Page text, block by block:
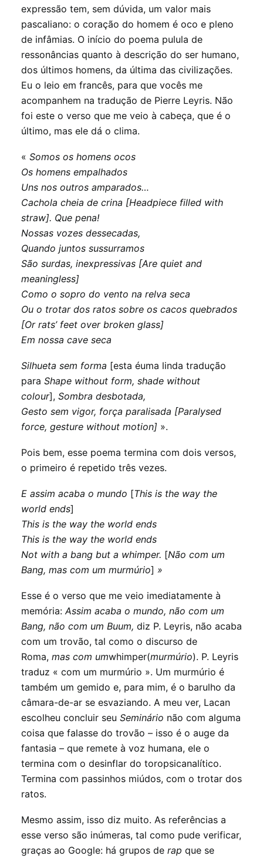
expressão tem, sem dúvida, um valor mais
pascaliano: o coração do homem é oco e pleno
de infâmias. O início do poema pulula de
ressonâncias quanto à descrição do ser humano,
dos últimos homens, da última das civilizações.
Eu o leio em francês, para que vocês me
acompanhem na tradução de Pierre Leyris. Não
foi este o verso que me veio à cabeça, que é o
último, mas ele dá o clima.
« Somos os homens ocos
Os homens empalhados
Uns nos outros amparados…
Cachola cheia de crina [Headpiece filled with
straw]. Que pena!
Nossas vozes dessecadas,
Quando juntos sussurramos
São surdas, inexpressivas [Are quiet and
meaningless]
Como o sopro do vento na relva seca
Ou o trotar dos ratos sobre os cacos quebrados
[Or rats’ feet over broken glass]
Em nossa cave seca
Silhueta sem forma [esta éuma linda tradução
para Shape without form, shade without
colour], Sombra desbotada,
Gesto sem vigor, força paralisada [Paralysed
force, gesture without motion] ».
Pois bem, esse poema termina com dois versos,
o primeiro é repetido três vezes.
E assim acaba o mundo [This is the way the
world ends]
This is the way the world ends
This is the way the world ends
Not with a bang but a whimper. [Não com um
Bang, mas com um murmúrio] »
Esse é o verso que me veio imediatamente à
memória:Assim acaba o mundo, não com um
Bang, não com um Buum, diz P. Leyris, não acaba
com um trovão, tal como o discurso de
Roma, mas com umwhimper(murmúrio). P. Leyris
traduz « com um murmúrio ». Um murmúrio é
também um gemido e, para mim, é o barulho da
câmara-de-ar se esvaziando. A meu ver, Lacan
escolheu concluir seu Seminário não com alguma
coisa que falasse do trovão – isso é o auge da
fantasia – que remete à voz humana, ele o
termina com o desinflar do toropsicanalítico.
Termina com passinhos miúdos, com o trotar dos
ratos.
Mesmo assim, isso diz muito. As referências a
esse verso são inúmeras, tal como pude verificar,
graças ao Google: há grupos de rap que se